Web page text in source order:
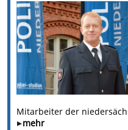
Mitarbeiter der
mehr